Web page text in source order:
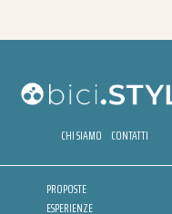
CHI SIAMO CONTATTI
PROPOSTE
ESPERIENZE